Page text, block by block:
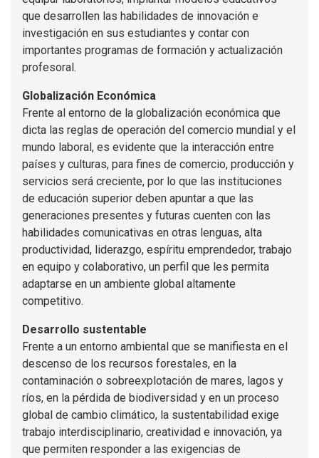
que desarrollen las habilidades de innovación e
investigación en sus estudiantes y contar con
importantes programas de formación y actualización
profesoral.
Globalización Económica
Frente al entorno de la globalización económica que
dicta las reglas de operación del comercio mundial y el
mundo laboral, es evidente que la interacción entre
países y culturas, para fines de comercio, producción y
servicios será creciente, por lo que las instituciones
de educación superior deben apuntar a que las
generaciones presentes y futuras cuenten con las
habilidades comunicativas en otras lenguas, alta
productividad, liderazgo, espíritu emprendedor, trabajo
en equipo y colaborativo, un perfil que les permita
adaptarse en un ambiente global altamente
competitivo.
Desarrollo sustentable
Frente a un entorno ambiental que se manifiesta en el
descenso de los recursos forestales, en la
contaminación o sobreexplotación de mares, lagos y
ríos, en la pérdida de biodiversidad y en un proceso
global de cambio climático, la sustentabilidad exige
trabajo interdisciplinario, creatividad e innovación, ya
que permiten responder a las exigencias de